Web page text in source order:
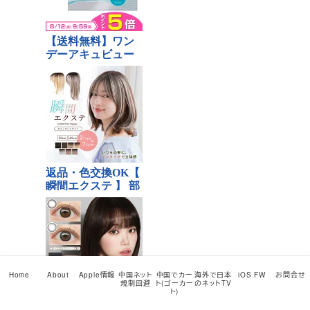
Home About Apple情報 中国ネット
規制回避
中国でカー
ト(ゴーカー
ト)
海外で日本
のネットTV
iOS FW お問合せ